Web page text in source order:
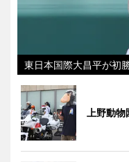
東日本国際大昌平が初
上野動